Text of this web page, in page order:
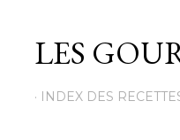
LES
INDEX DES